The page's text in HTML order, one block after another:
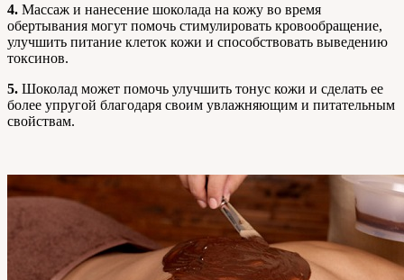
4. Массаж и нанесение шоколада на кожу во время
обертывания могут помочь стимулировать кровообращение,
улучшить питание клеток кожи и способствовать выведению
токсинов.
5. Шоколад может помочь улучшить тонус кожи и сделать ее
более упругой благодаря своим увлажняющим и питательным
свойствам.